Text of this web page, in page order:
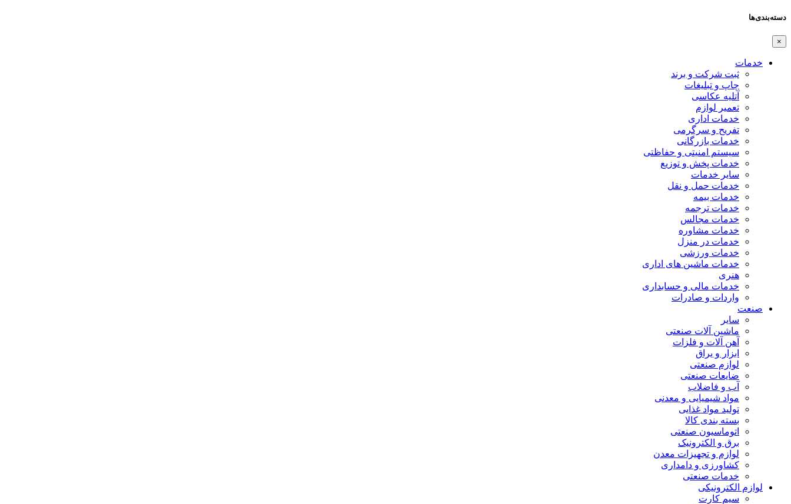
دسته‌بندی‌ها
×
خدمات
ثبت شرکت و برند
چاپ و تبلیغات
آتلیه عکاسی
تعمیر لوازم
خدمات اداری
تفریح و سرگرمی
خدمات بازرگانی
سیستم امنیتی و حفاظتی
خدمات پخش و توزیع
سایر خدمات
خدمات حمل و نقل
خدمات بیمه
خدمات ترجمه
خدمات مجالس
خدمات مشاوره
خدمات در منزل
خدمات ورزشی
خدمات ماشین های اداری
هنری
خدمات مالی و حسابداری
واردات و صادرات
صنعت
سایر
ماشین آلات صنعتی
آهن آلات و فلزات
ابزار و یراق
لوازم صنعتی
ضایعات صنعتی
آب و فاضلاب
مواد شیمیایی و معدنی
تولید مواد غذایی
بسته بندی کالا
اتوماسیون صنعتی
برق و الکترونیک
لوازم و تجهیزات معدن
کشاورزی و دامداری
خدمات صنعتی
لوازم الکترونیکی
سیم کارت